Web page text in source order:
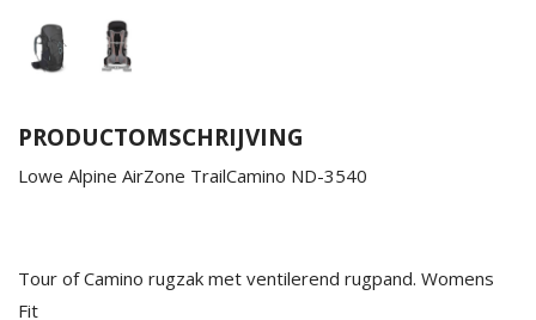
PRODUCTOMSCHRIJVING
Lowe Alpine AirZone TrailCamino ND-3540
Tour of Camino rugzak met ventilerend rugpand. Womens
Fit